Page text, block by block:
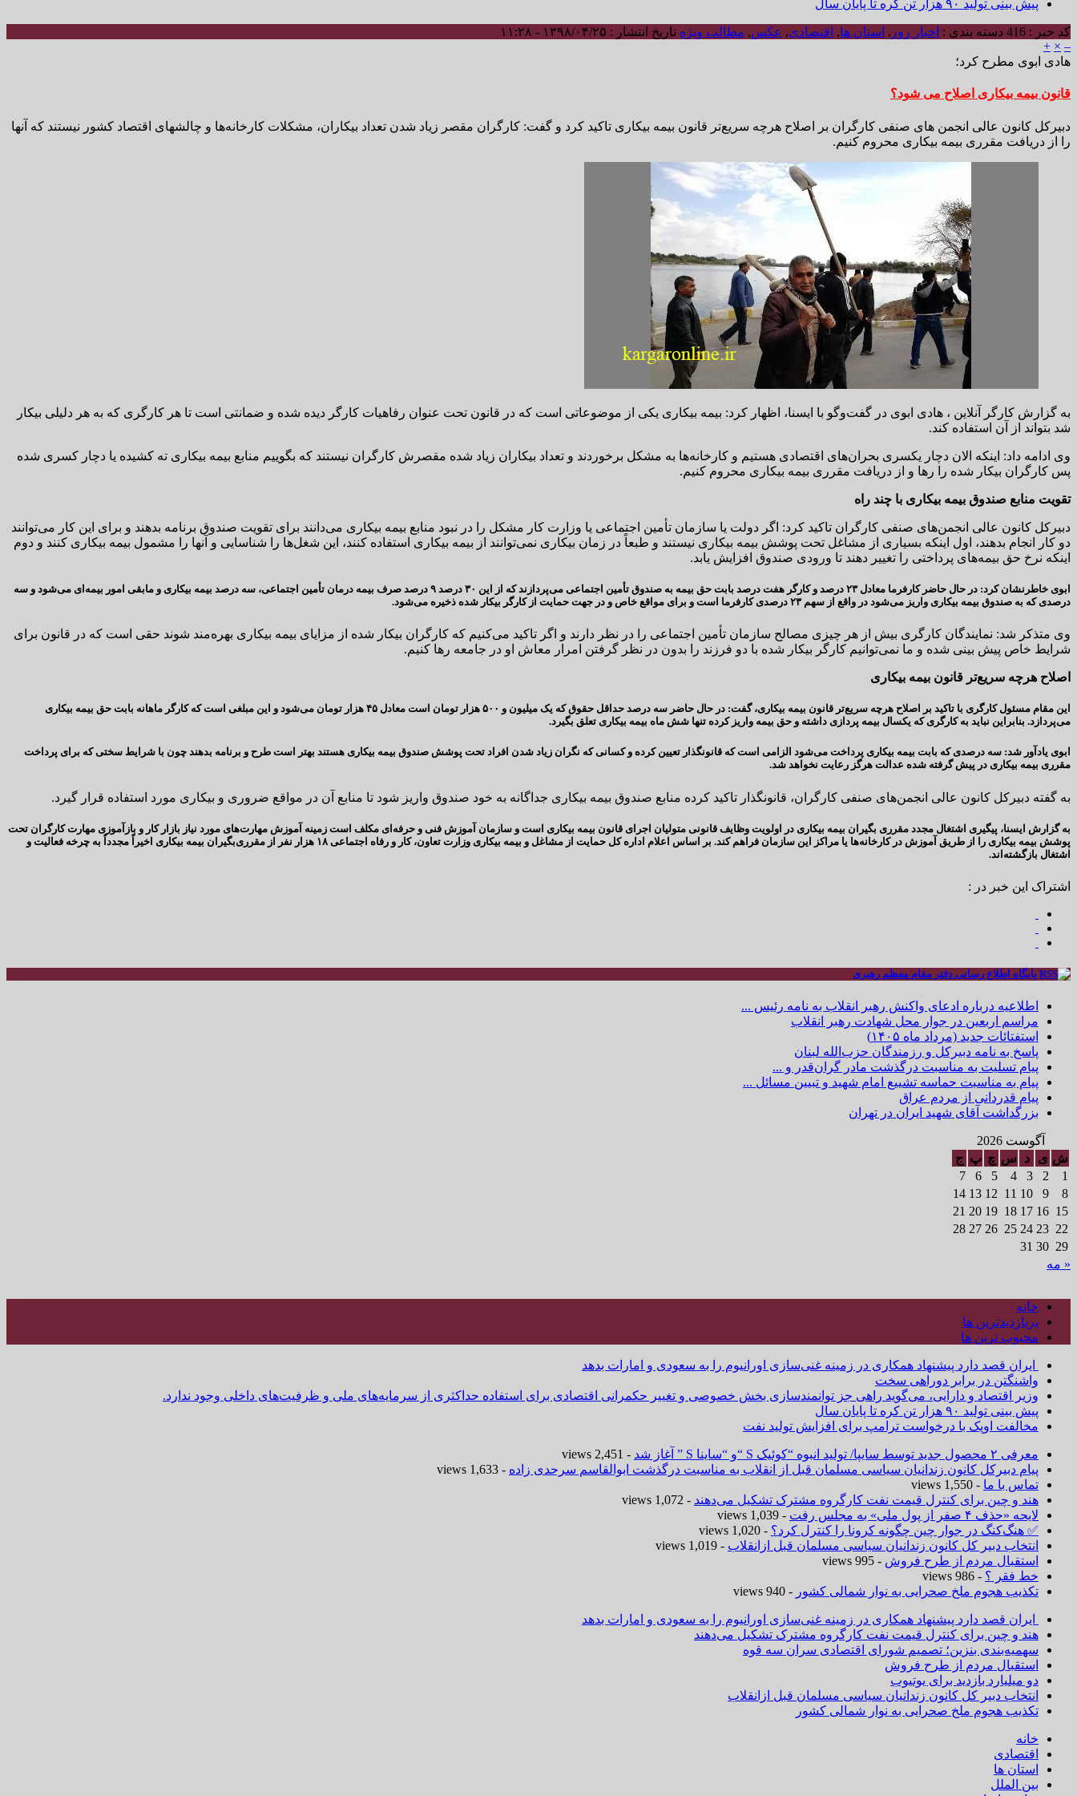
پیش بینی تولید ۹۰ هزار تن کره تا پایان سال
کد خبر : 416 دسته بندی : اخبار روز , استان ها, اقتصادی, عکس, مطالب ویژه تاریخ انتشار : ۱۳۹۸/۰۴/۲۵ - ۱۱:۲۸
–
×
+
هادی ابوی مطرح کرد؛
قانون بیمه بیکاری اصلاح می شود؟
دبیرکل کانون عالی انجمن های صنفی کارگران بر اصلاح هرچه سریع‌تر قانون بیمه بیکاری تاکید کرد و گفت: کارگران مقصر زیاد شدن تعداد بیکاران، مشکلات کارخانه‌ها و چالشهای اقتصاد کشور نیستند که آنها
را از دریافت مقرری بیمه بیکاری محروم کنیم.
به گزارش کارگر آنلاین ، هادی ابوی در گفت‌وگو با ایسنا، اظهار کرد: بیمه بیکاری یکی از موضوعاتی است که در قانون تحت عنوان رفاهیات کارگر دیده شده و ضمانتی است تا هر کارگری که به هر دلیلی بیکار
شد بتواند از آن استفاده کند.
وی ادامه داد: اینکه الان دچار یکسری بحران‌های اقتصادی هستیم و کارخانه‌ها به مشکل برخوردند و تعداد بیکاران زیاد شده مقصرش کارگران نیستند که بگوییم منابع بیمه بیکاری ته کشیده یا دچار کسری شده
پس کارگران بیکار شده را رها و از دریافت مقرری بیمه بیکاری محروم کنیم.
تقویت منابع صندوق بیمه بیکاری با چند راه
دبیرکل کانون عالی انجمن‌های صنفی کارگران تاکید کرد: اگر دولت یا سازمان تأمین اجتماعی یا وزارت کار مشکل را در نبود منابع بیمه بیکاری می‌دانند برای تقویت صندوق برنامه بدهند و برای این کار می‌توانند
دو کار انجام بدهند، اول اینکه بسیاری از مشاغل تحت پوشش بیمه بیکاری نیستند و طبعاً در زمان بیکاری نمی‌توانند از بیمه بیکاری استفاده کنند، این شغل‌ها را شناسایی و آنها را مشمول بیمه بیکاری کنند و دوم
اینکه نرخ حق بیمه‌های پرداختی را تغییر دهند تا ورودی صندوق افزایش یابد.
ابوی خاطرنشان کرد: در حال حاضر کارفرما معادل ۲۳ درصد و کارگر هفت درصد بابت حق بیمه به صندوق تأمین اجتماعی می‌پردازند که از این ۳۰ درصد ۹ درصد صرف بیمه درمان تأمین اجتماعی، سه درصد بیمه بیکاری و مابقی امور بیمه‌ای می‌شود و سه
درصدی که به صندوق بیمه بیکاری واریز می‌شود در واقع از سهم ۲۳ درصدی کارفرما است و برای مواقع خاص و در جهت حمایت از کارگر بیکار شده ذخیره می‌شود.
وی متذکر شد: نمایندگان کارگری بیش از هر چیزی مصالح سازمان تأمین اجتماعی را در نظر دارند و اگر تاکید می‌کنیم که کارگران بیکار شده از مزایای بیمه بیکاری بهره‌مند شوند حقی است که در قانون برای
شرایط خاص پیش بینی شده و ما نمی‌توانیم کارگر بیکار شده با دو فرزند را بدون در نظر گرفتن امرار معاش او در جامعه رها کنیم.
اصلاح هرچه سریع‌تر قانون بیمه بیکاری
این مقام مسئول کارگری با تاکید بر اصلاح هرچه سریع‌تر قانون بیمه بیکاری، گفت: در حال حاضر سه درصد حداقل حقوق که یک میلیون و ۵۰۰ هزار تومان است معادل ۴۵ هزار تومان می‌شود و این مبلغی است که کارگر ماهانه بابت حق بیمه بیکاری
می‌پردازد. بنابراین نباید به کارگری که یکسال بیمه پردازی داشته و حق بیمه واریز کرده تنها شش ماه بیمه بیکاری تعلق بگیرد.
ابوی یادآور شد: سه درصدی که بابت بیمه بیکاری پرداخت می‌شود الزامی است که قانونگذار تعیین کرده و کسانی که نگران زیاد شدن افراد تحت پوشش صندوق بیمه بیکاری هستند بهتر است طرح و برنامه بدهند چون با شرایط سختی که برای پرداخت
مقرری بیمه بیکاری در پیش گرفته شده عدالت هرگز رعایت نخواهد شد.
به گفته دبیرکل کانون عالی انجمن‌های صنفی کارگران، قانونگذار تاکید کرده منابع صندوق بیمه بیکاری جداگانه به خود صندوق واریز شود تا منابع آن در مواقع ضروری و بیکاری مورد استفاده قرار گیرد.
به گزارش ایسنا، پیگیری اشتغال مجدد مقرری بگیران بیمه بیکاری در اولویت وظایف قانونی متولیان اجرای قانون بیمه بیکاری است و سازمان آموزش فنی و حرفه‌ای مکلف است زمینه آموزش مهارت‌های مورد نیاز بازار کار و بازآموزی مهارت کارگران تحت
پوشش بیمه بیکاری را از طریق آموزش در کارخانه‌ها یا مراکز این سازمان فراهم کند. بر اساس اعلام اداره کل حمایت از مشاغل و بیمه بیکاری وزارت تعاون، کار و رفاه اجتماعی ۱۸ هزار نفر از مقرری‌بگیران بیمه بیکاری اخیراً مجدداً به چرخه فعالیت و
اشتغال بازگشته‌اند.
اشتراک این خبر در :
پایگاه اطلاع رسانی دفتر مقام معظم رهبری
اطلاعیه درباره ادعای واکنش رهبر انقلاب به نامه رئیس ...
مراسم اربعین در جوار محل شهادت رهبر انقلاب
استفتائات جدید (مرداد ماه ۱۴۰۵)
پاسخ به نامه دبیرکل و رزمندگان حزب‌الله لبنان
پیام تسلیت به مناسبت درگذشت مادر گران‌قدر و ...
پیام به مناسبت حماسه تشییع امام شهید و تبیین مسائل ...
پیام قدردانی از مردم عراق
بزرگداشت آقای شهید ایران در تهران
آگوست 2026
ش ی د س چ پ ج
1
2
3
4
5
6
7
8
9
10
11
12
13
14
15
16
17
18
19
20
21
22
23
24
25
26
27
28
29
30
31
« مه
خانه
پربازدیدترین ها
محبوب ترین ها
ایران قصد دارد پیشنهاد همکاری در زمینه غنی‌سازی اورانیوم را به سعودی و امارات بدهد
واشنگتن در برابر دوراهی سخت
وزیر اقتصاد و دارایی، می‌گوید راهی جز توانمندسازی بخش خصوصی و تغییر حکمرانی اقتصادی برای استفاده حداکثری از سرمایه‌های ملی و ظرفیت‌های داخلی وجود ندارد.
پیش بینی تولید ۹۰ هزار تن کره تا پایان سال
مخالفت اوپک با درخواست ترامپ برای افزایش تولید نفت
معرفی ۲ محصول جدید توسط سایپا/ تولید انبوه “کوئیک S “و “ساینا S ” آغاز شد
- 2,451 views
پیام دبیرکل کانون زندانیان سیاسی مسلمان قبل از انقلاب به مناسبت درگذشت ابوالقاسم سرحدی زاده - 1,633 views
تماس با ما - 1,550 views
هند و چین برای کنترل قیمت نفت کارگروه مشترک تشکیل می‌دهند - 1,072 views
لایحه «حذف ۴ صفر از پول ملی» به مجلس رفت
- 1,039 views
✅ هنگ‌کنگ در جوار چین چگونه کرونا را کنترل کرد؟ - 1,020 views
انتخاب دبیر کل کانون زندانیان سیاسی مسلمان قبل ازانقلاب - 1,019 views
استقبال مردم از طرح فروش - 995 views
خط فقر ؟ - 986 views
تکذیب هجوم ملخ صحرایی به نوار شمالی کشور - 940 views
ایران قصد دارد پیشنهاد همکاری در زمینه غنی‌سازی اورانیوم را به سعودی و امارات بدهد
هند و چین برای کنترل قیمت نفت کارگروه مشترک تشکیل می‌دهند
سهمیه‌بندی بنزین؛ تصمیم شورای اقتصادی سران سه قوه
استقبال مردم از طرح فروش
دو میلیارد بازدید برای یوتیوب
انتخاب دبیر کل کانون زندانیان سیاسی مسلمان قبل ازانقلاب
تکذیب هجوم ملخ صحرایی به نوار شمالی کشور
خانه
اقتصادی
استان ها
بین الملل